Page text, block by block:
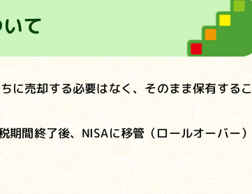
て
に売却する必要はなく、そのまま保有するこ
間終了後、NISAに移管（ロールオーバー）